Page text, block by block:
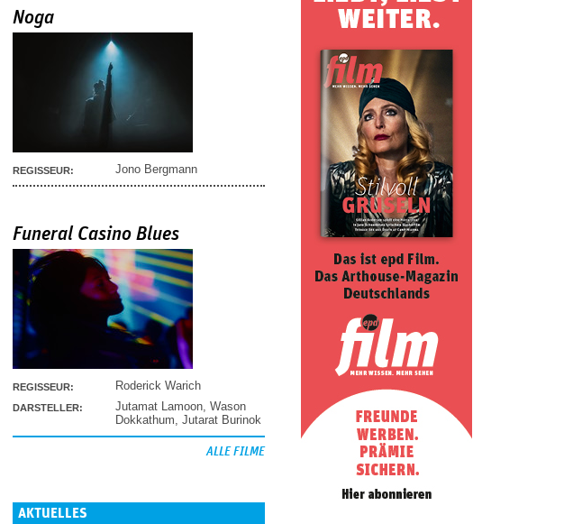
Noga
REGISSEUR: Jono Bergmann
Funeral Casino Blues
REGISSEUR: Roderick Warich
DARSTELLER: Jutamat Lamoon Wason
Dokkathum Jutarat Burinok
ALLE FILME
AKTUELLES